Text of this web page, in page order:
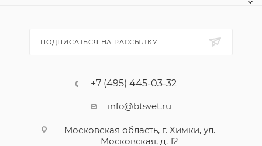
ПОДПИСАТЬСЯ НА РАССЫЛКУ
+7 (495) 445-03-32
info@btsvet.ru
Московская область, г. Химки, ул.
Московская, д. 12